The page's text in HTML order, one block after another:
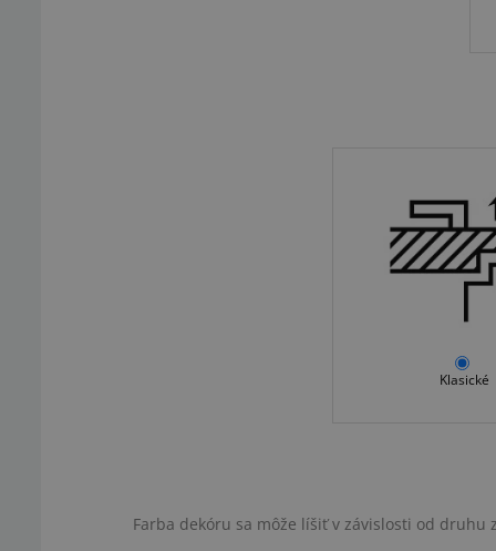
Klasické
Farba dekóru sa môže líšiť v závislosti od